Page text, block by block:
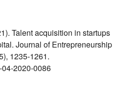
Talent acquisition in startups
Journal of Entrepreneurship
1235-1261.
2020-0086